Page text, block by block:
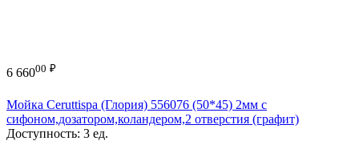
6 66000 ₽
Мойка Ceruttispa (Глория) 556076 (50*45) 2мм с
сифоном,дозатором,коландером,2 отверстия (графит)
Доступность: 3 ед.